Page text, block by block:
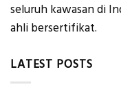
seluruh kawasan di
ahli bersertifikat.
LATEST POSTS